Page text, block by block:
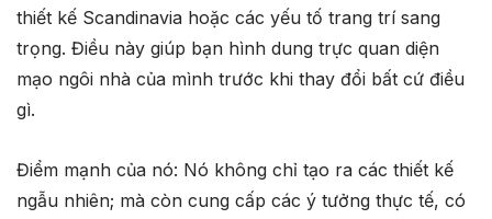
thiết kế Scandinavia hoặc các yếu tố trang trí sang
trọng. Điều này giúp bạn hình dung trực quan diện
mạo ngôi nhà của mình trước khi thay đổi bất cứ điều
gì.
Điểm mạnh của nó: Nó không chỉ tạo ra các thiết kế
ngẫu nhiên; mà còn cung cấp các ý tưởng thực tế, có